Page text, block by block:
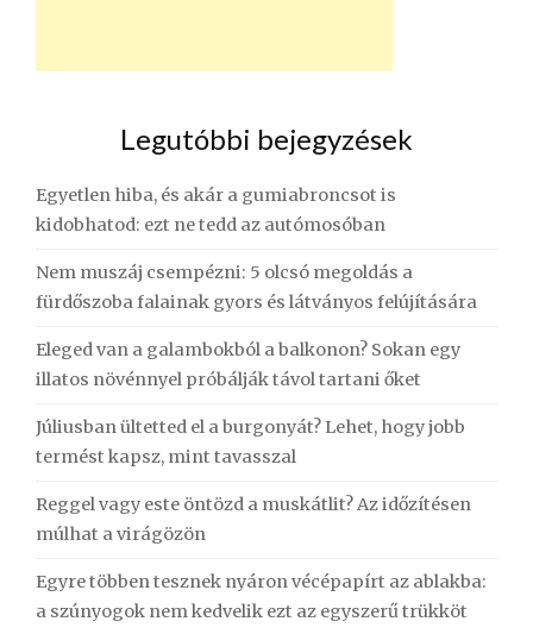
Legutóbbi bejegyzések
Egyetlen hiba, és akár a gumiabroncsot is
kidobhatod: ezt ne tedd az autómosóban
Nem muszáj csempézni: 5 olcsó megoldás a
fürdőszoba falainak gyors és látványos felújítására
Eleged van a galambokból a balkonon? Sokan egy
illatos növénnyel próbálják távol tartani őket
Júliusban ültetted el a burgonyát? Lehet, hogy jobb
termést kapsz, mint tavasszal
Reggel vagy este öntözd a muskátlit? Az időzítésen
múlhat a virágözön
Egyre többen tesznek nyáron vécépapírt az ablakba:
a szúnyogok nem kedvelik ezt az egyszerű trükköt